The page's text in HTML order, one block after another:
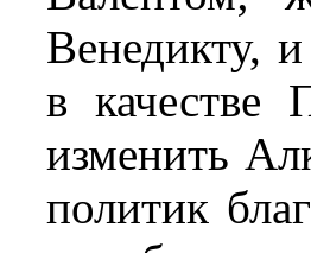
Венедикту,
в качестве
изменить
политик